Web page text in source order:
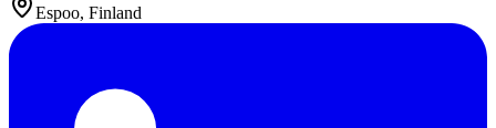
Espoo, Finland